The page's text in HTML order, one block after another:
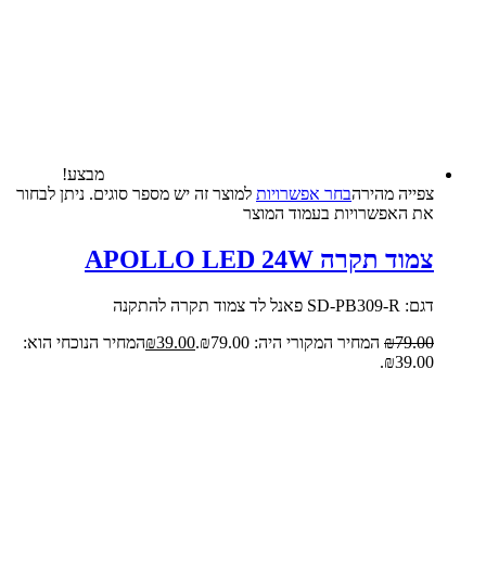
מבצע!
צפייה‬ ‫מהירה‬בחר אפשרויות למוצר זה יש מספר סוגים. ניתן לבחור
את האפשרויות בעמוד המוצר
צמוד תקרה APOLLO LED 24W
דגם: SD-PB309-R פאנל לד צמוד תקרה להתקנה
₪79.00 המחיר המקורי היה: ₪79.00. ₪39.00
המחיר הנוכחי הוא:
₪39.00.